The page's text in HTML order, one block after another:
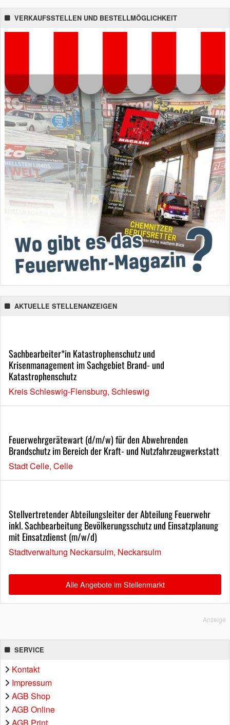
VERKAUFSSTELLEN UND BESTELLMÖGLICHKEIT
AKTUELLE STELLENANZEIGEN
Sachbearbeiter*in Katastrophenschutz und
Krisenmanagement im Sachgebiet Brand- und
Katastrophenschutz
Kreis Schleswig-Flensburg, Schleswig
Feuerwehrgerätewart (d/m/w) für den Abwehrenden
Brandschutz im Bereich der Kraft- und Nutzfahrzeugwerkstatt
Stadt Celle, Celle
Stellvertretender Abteilungsleiter der Abteilung Feuerwehr
inkl. Sachbearbeitung Bevölkerungsschutz und Einsatzplanung
mit Einsatzdienst (m/w/d)
Stadtverwaltung Neckarsulm, Neckarsulm
Alle Angebote im Stellenmarkt
Anzeige
SERVICE
Kontakt
Impressum
AGB Shop
AGB Online